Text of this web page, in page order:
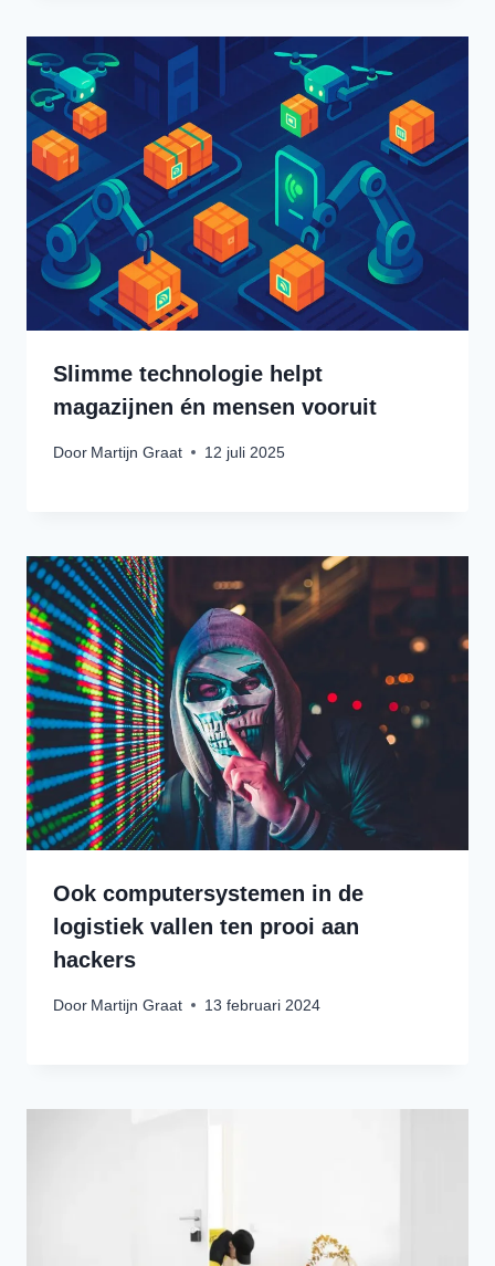
Slimme technologie helpt
magazijnen én mensen vooruit
Door Martijn Graat 12 juli 2025
Ook computersystemen in de
logistiek vallen ten prooi aan
hackers
Door Martijn Graat 13 februari 2024